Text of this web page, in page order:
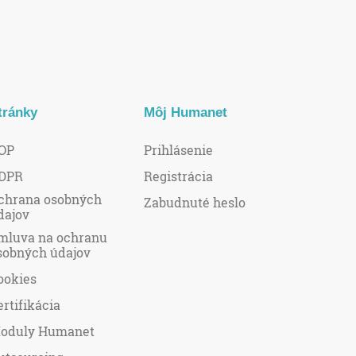
osobných
na ochranu
údajov
Humanet
Môj Humanet
Prihlásenie
Registrácia
Zabudnuté heslo